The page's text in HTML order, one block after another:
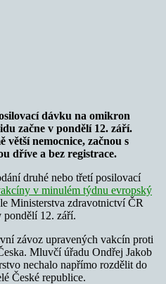
dávku na omikron
začne v pondělí 12. září.
větší nemocnice, začnou s
dříve a bez registrace.
druhé nebo třetí posilovací
v minulém týdnu evropský
Ministerstva zdravotnictví ČR
12. září.
závoz upravených vakcín proti
Mluvčí úřadu Ondřej Jakob
nechalo napřímo rozdělit do
České republice.